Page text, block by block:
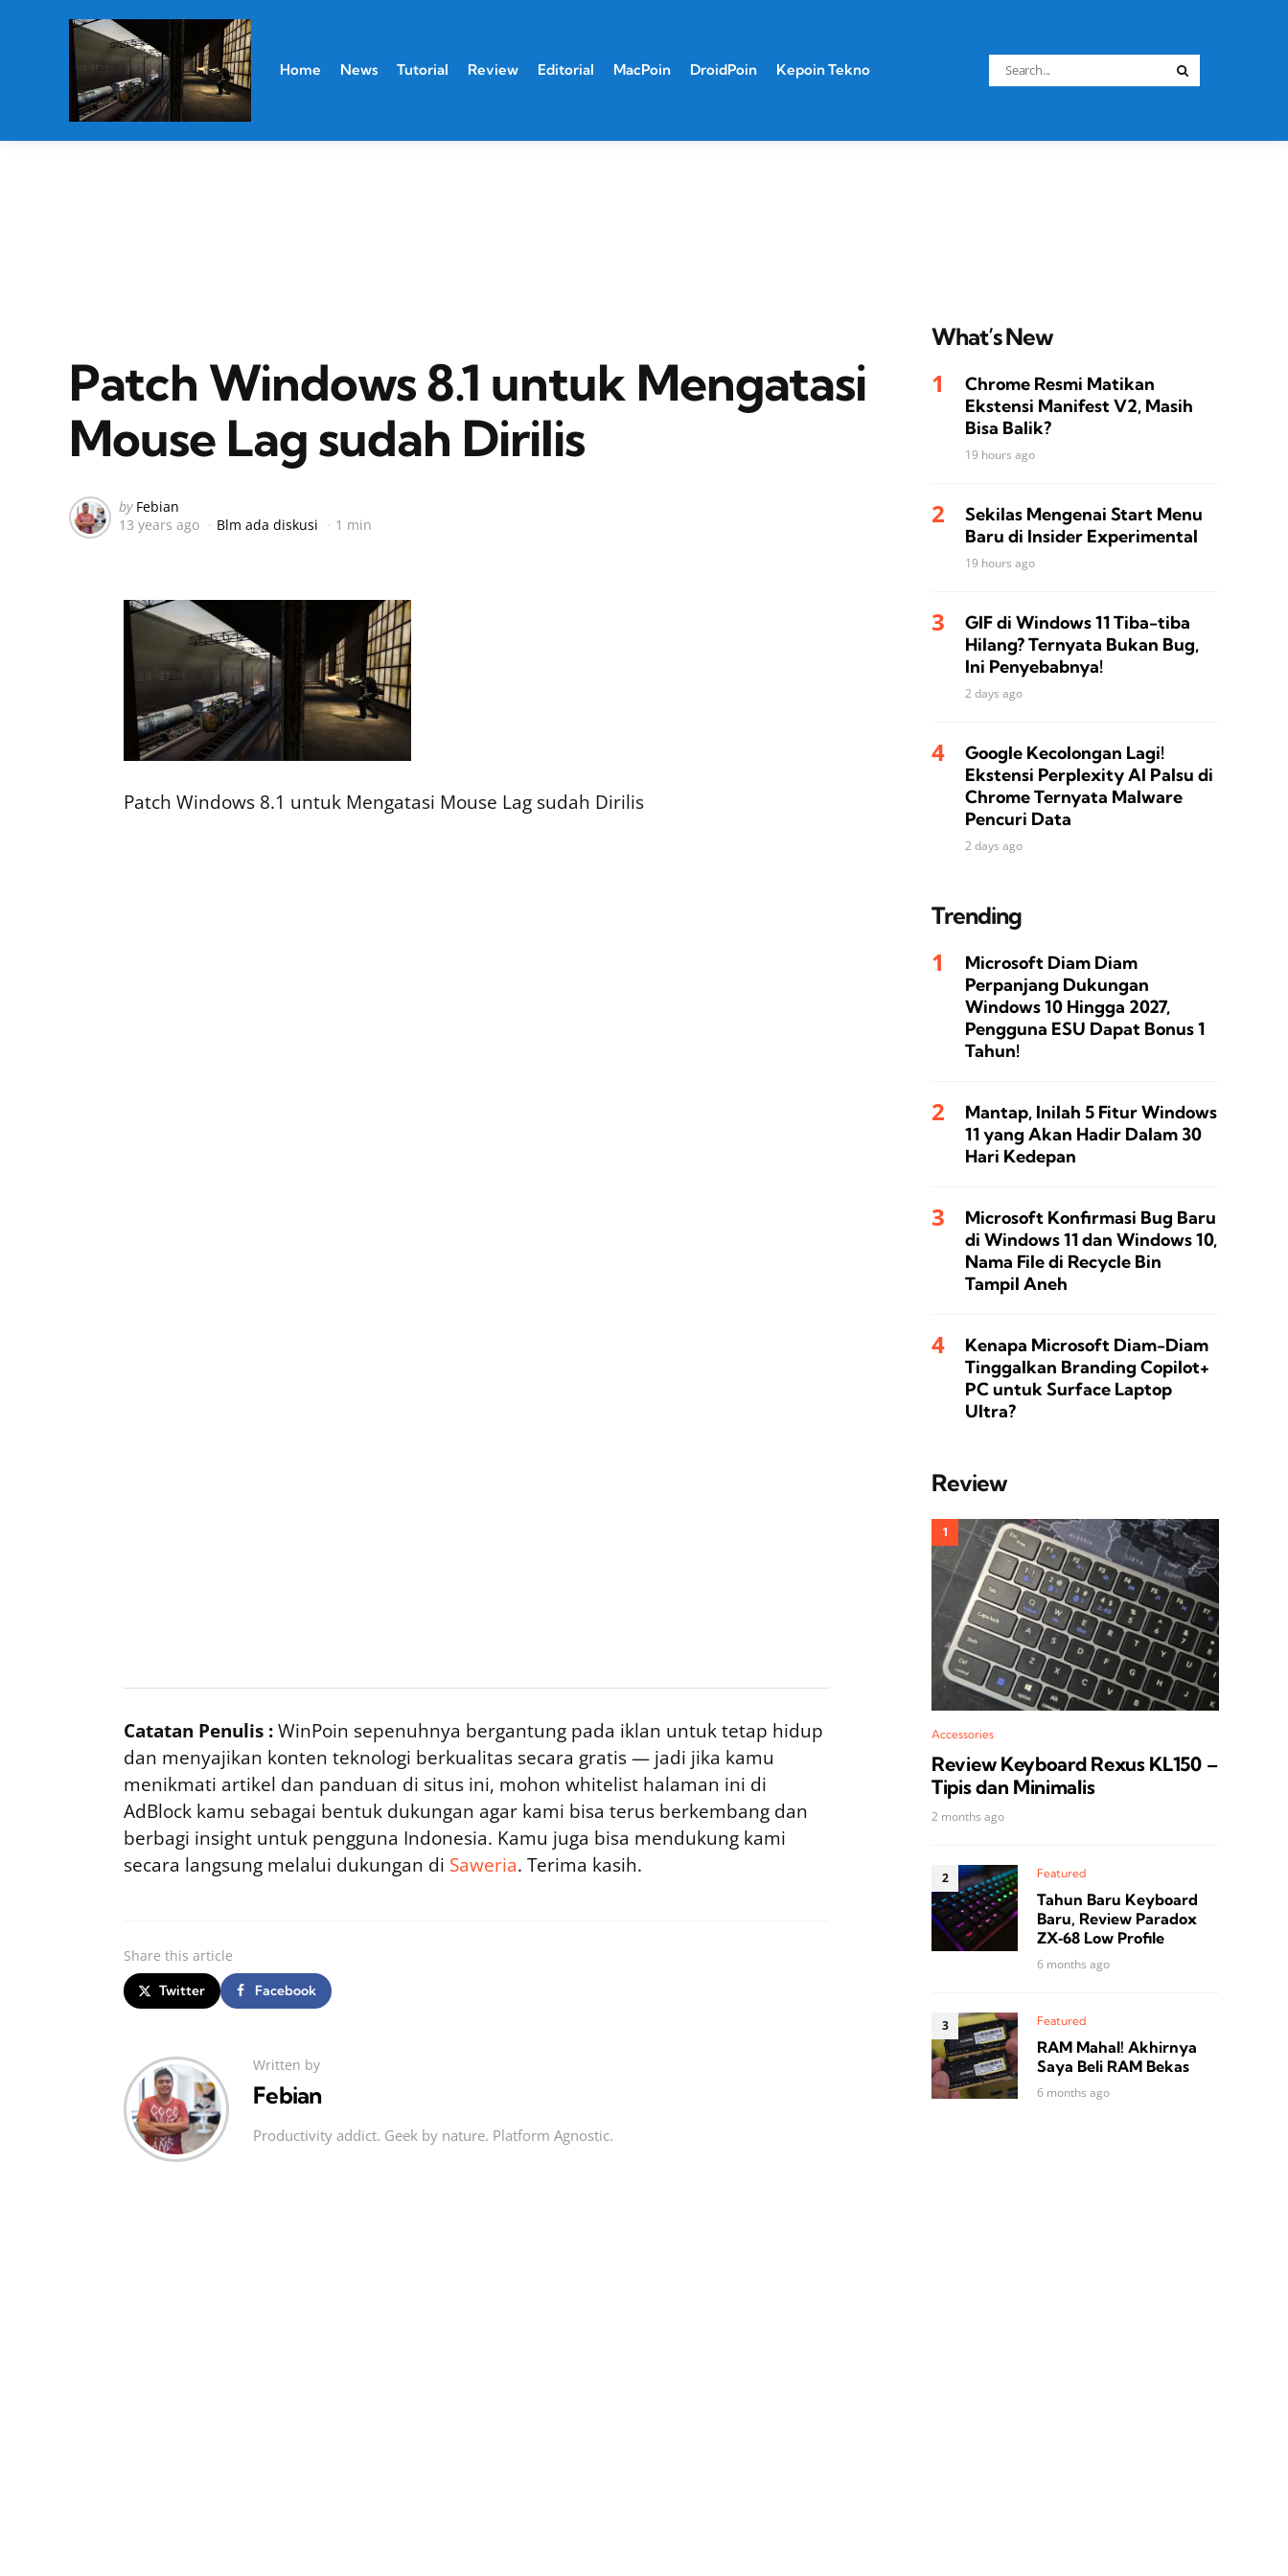
Home News Tutorial Review Editorial MacPoin DroidPoin Kepoin Tekno
Search
for:
Patch Windows 8.1 untuk Mengatasi
Mouse Lag sudah Dirilis
Posted
by
by Febian
13 years ago
Blm ada diskusi 1 min
Patch Windows 8.1 untuk Mengatasi Mouse Lag sudah Dirilis
Catatan Penulis :WinPoin sepenuhnya bergantung pada iklan untuk tetap hidup
dan menyajikan konten teknologi berkualitas secara gratis — jadi jika kamu
menikmati artikel dan panduan di situs ini, mohon whitelist halaman ini di
AdBlock kamu sebagai bentuk dukungan agar kami bisa terus berkembang dan
berbagi insight untuk pengguna Indonesia. Kamu juga bisa mendukung kami
secara langsung melalui dukungan di Saweria. Terima kasih.
Share this article
Twitter Facebook
Written by
Febian
Productivity addict. Geek by nature. Platform Agnostic.
What’s New
Chrome Resmi Matikan
Ekstensi Manifest V2, Masih
Bisa Balik?
19 hours ago
Sekilas Mengenai Start Menu
Baru di Insider Experimental
19 hours ago
GIF di Windows 11 Tiba-tiba
Hilang? Ternyata Bukan Bug,
Ini Penyebabnya!
2 days ago
Google Kecolongan Lagi!
Ekstensi Perplexity AI Palsu di
Chrome Ternyata Malware
Pencuri Data
2 days ago
Trending
Microsoft Diam Diam
Perpanjang Dukungan
Windows 10 Hingga 2027,
Pengguna ESU Dapat Bonus 1
Tahun!
Mantap, Inilah 5 Fitur Windows
11 yang Akan Hadir Dalam 30
Hari Kedepan
Microsoft Konfirmasi Bug Baru
di Windows 11 dan Windows 10,
Nama File di Recycle Bin
Tampil Aneh
Kenapa Microsoft Diam-Diam
Tinggalkan Branding Copilot+
PC untuk Surface Laptop
Ultra?
Review
Accessories
Review Keyboard Rexus KL150 –
Tipis dan Minimalis
2 months ago
Featured
Tahun Baru Keyboard
Baru, Review Paradox
ZX‑68 Low Profile
6 months ago
Featured
RAM Mahal! Akhirnya
Saya Beli RAM Bekas
6 months ago